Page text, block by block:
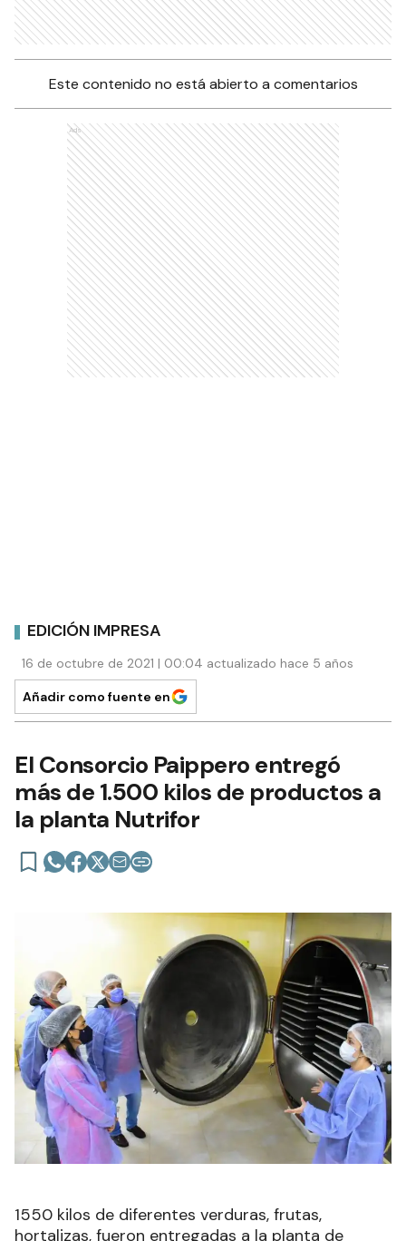
Este contenido no está abierto a comentarios
Ads
EDICIÓN IMPRESA
16 de octubre de 2021 | 00:04 actualizado hace 5 años
Añadir como fuente en
El Consorcio Paippero entregó
más de 1.500 kilos de productos a
la planta Nutrifor
1550 kilos de diferentes verduras, frutas,
hortalizas, fueron entregadas a la planta de